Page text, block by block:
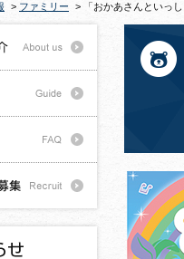
> ファミリー > 「おかあさんといっ